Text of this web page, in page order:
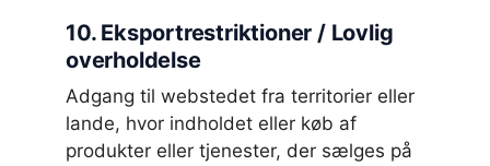
10. Eksportrestriktioner / Lovlig
overholdelse
Adgang til webstedet fra territorier eller
lande, hvor indholdet eller køb af
produkter eller tjenester, der sælges på